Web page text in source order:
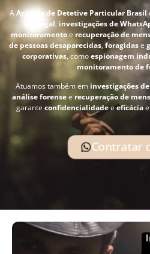
AAgência de Detetive Particular Brasil
conjugal, investigações de
monitoramentoe recuperação de
de pessoas desaparecidas, foragidase
corporativas, comoespionagem
monitoramento de
Atuamos também em investigações
análise forensee recuperação de
garante confidencialidadeeeficácia
Contratar